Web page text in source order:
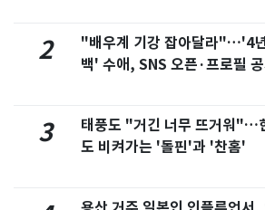
2
"배우계 기강 잡아달라"…'4
백' 수애, SNS 오픈·프로필 공
3
태풍도 "거긴 너무 뜨거워"…
도 비켜가는 '돌핀'과 '찬홈'